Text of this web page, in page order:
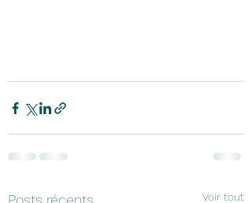
Posts récents Voir tout